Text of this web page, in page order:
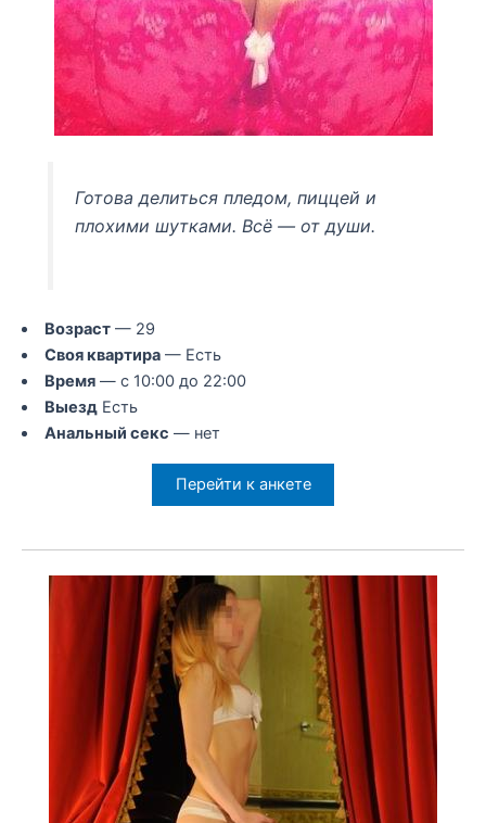
Готова делиться пледом, пиццей и
плохими шутками. Всё — от души.
Возраст— 29
Своя квартира— Есть
Время— с 10:00 до 22:00
ВыездЕсть
Анальный секс — нет
Перейти к анкете